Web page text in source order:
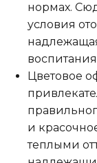
нормах.
условия
Цветовое
и
теплыми